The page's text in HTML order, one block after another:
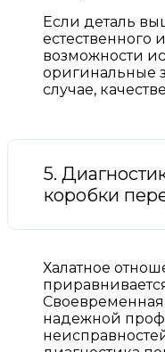
Если деталь
естественного
возможности
оригинальные
случае,
5.
коробки
Халатное
Своевременная
надежной